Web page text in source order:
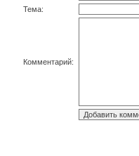
Тема:
Комментарий: